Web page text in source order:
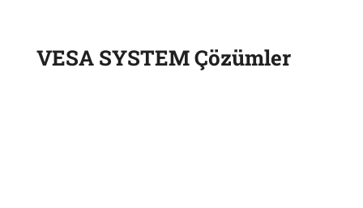
VESA SYSTEM Çözümler